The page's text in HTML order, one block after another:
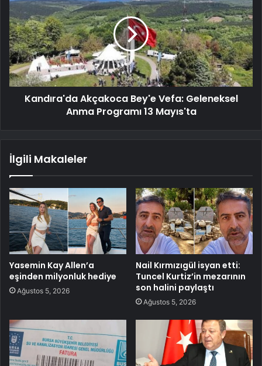
Kandıra'da Akçakoca Bey'e Vefa: Geleneksel
Anma Programı 13 Mayıs'ta
İlgili Makaleler
Yasemin Kay Allen’a
eşinden milyonluk hediye
Ağustos 5, 2026
Nail Kırmızıgül isyan etti:
Tuncel Kurtiz’in mezarının
son halini paylaştı
Ağustos 5, 2026